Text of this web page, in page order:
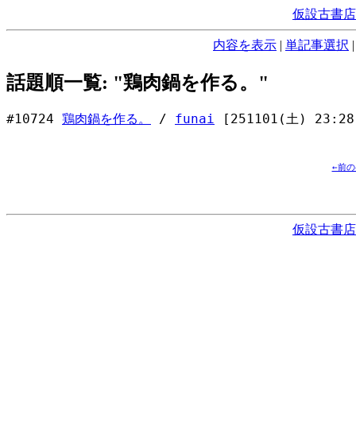
仮設古書店
内容を表示 | 単記事選択
話題順一覧: "鶏肉鍋を作る。"
#10724 鶏肉鍋を作る。 / funai [251101(土)
←前
仮設古書店